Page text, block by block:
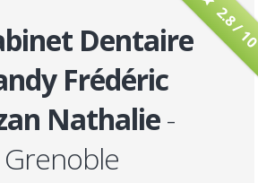
2.8 /
Dentaire
Frédéric
Nathalie-